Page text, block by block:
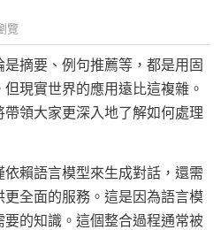
覽
摘要、例句推薦等，都是用固
現實世界的應用遠比這複雜。
領大家更深入地了解如何處理
賴語言模型來生成對話，還需
全面的服務。這是因為語言模
的知識。這個整合過程通常被